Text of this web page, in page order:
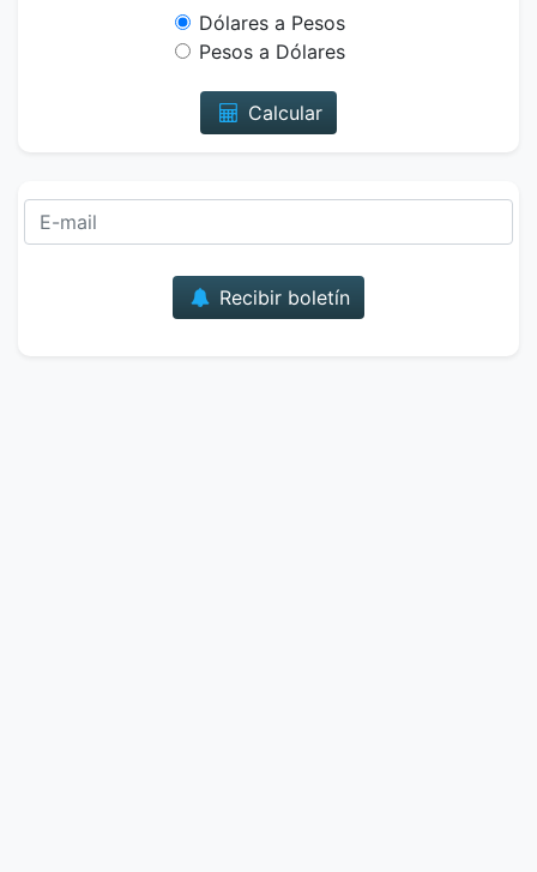
Dólares a Pesos
Pesos a Dólares
Calcular
Recibir boletín